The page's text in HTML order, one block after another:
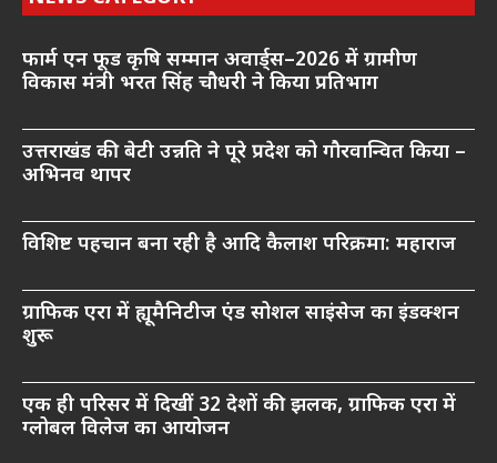
फार्म एन फूड कृषि सम्मान अवार्ड्स–2026 में ग्रामीण
विकास मंत्री भरत सिंह चौधरी ने किया प्रतिभाग
उत्तराखंड की बेटी उन्नति ने पूरे प्रदेश को गौरवान्वित किया –
अभिनव थापर
विशिष्ट पहचान बना रही है आदि कैलाश परिक्रमा: महाराज
ग्राफिक एरा में ह्यूमैनिटीज एंड सोशल साइंसेज का इंडक्शन
शुरू
एक ही परिसर में दिखीं 32 देशों की झलक, ग्राफिक एरा में
ग्लोबल विलेज का आयोजन